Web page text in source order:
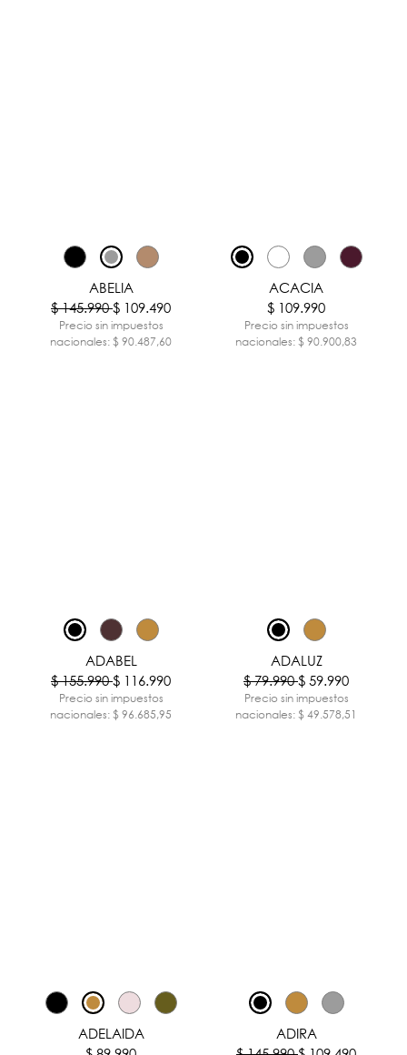
-25%
ABELIA
$ 145.990$ 109.490
Precio sin impuestos
nacionales: $ 90.487,60
ACACIA
$ 109.990
Precio sin impuestos
nacionales: $ 90.900,83
-25%
ADABEL
$ 155.990$ 116.990
Precio sin impuestos
nacionales: $ 96.685,95
-25%
ADALUZ
$ 79.990$ 59.990
Precio sin impuestos
nacionales: $ 49.578,51
ADELAIDA
-25%
ADIRA